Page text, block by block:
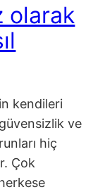
olarak
kendileri
ve
hiç
Çok